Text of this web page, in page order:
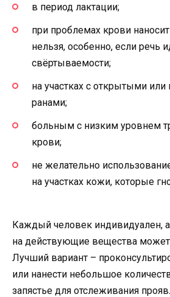
в период лактации;
при проблемах крови
нельзя, особенно, если речь
свёртываемости;
на участках с открытыми
ранами;
больным с низким уровнем
крови;
не желательно
на участках кожи, которые
Каждый человек индивидуален,
на действующие вещества может
Лучший вариант –
или нанести небольшое
запястье для отслеживания